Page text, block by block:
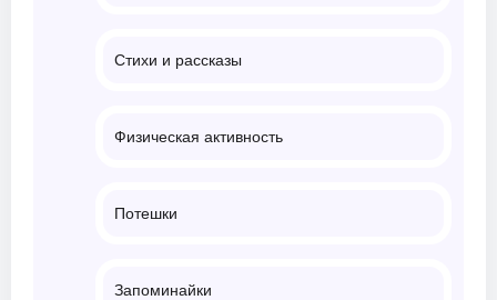
Стихи и рассказы
Физическая активность
Потешки
Запоминайки